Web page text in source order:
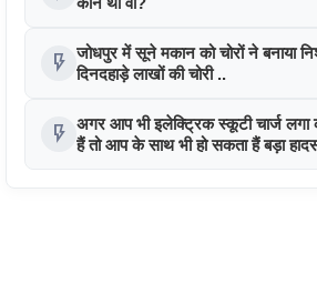
flash_on जोधपुर में सूने मकान को चोरों ने बनाया
दिनदहाड़े लाखों की चोरी ..
flash_on अगर आप भी इलेक्ट्रिक स्कूटी चार्ज
हैं तो आप के साथ भी हो सकता हैं बड़ा